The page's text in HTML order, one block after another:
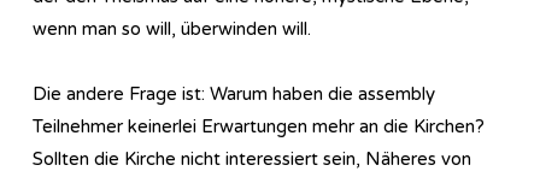
wenn man so will, überwinden will.
Die andere Frage ist: Warum haben die assembly
Teilnehmer keinerlei Erwartungen mehr an die Kirchen?
Sollten die Kirche nicht interessiert sein, Näheres von